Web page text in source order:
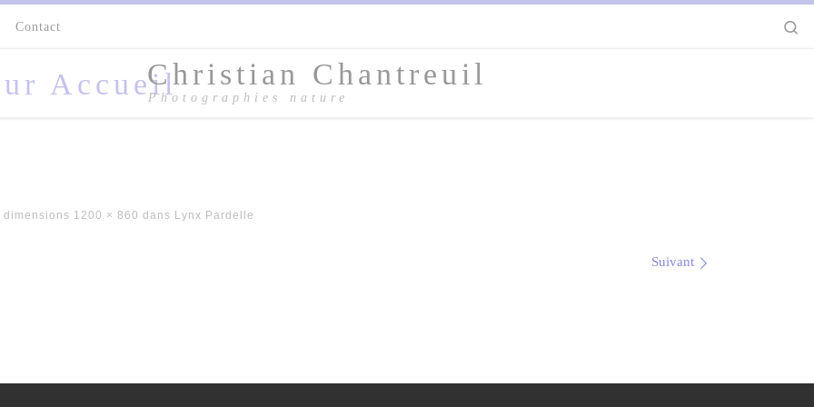
Contact
Christian Chantreuil
Photographies nature
dimensions 1200 × 860 dans Lynx Pardelle
Suivant